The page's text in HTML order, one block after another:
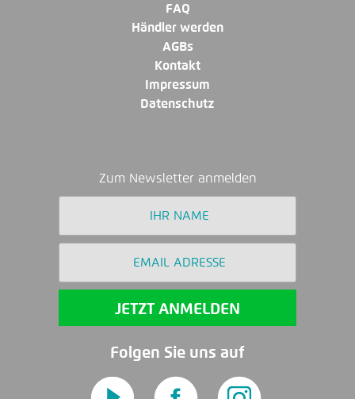
FAQ
Händler werden
AGBs
Kontakt
Impressum
Datenschutz
Zum Newsletter anmelden
Folgen Sie uns auf